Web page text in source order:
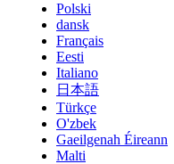
Polski
dansk
Français
Eesti
Italiano
日本語
Türkçe
O'zbek
Gaeilgenah Éireann
Malti